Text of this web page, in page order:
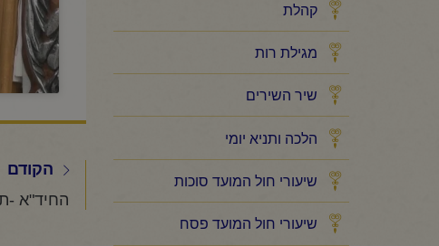
קהלת
מגילת רות
שיר השירים
הלכה ותניא יומי
שיעורי חול המועד סוכות
שיעורי חול המועד פסח
הקודם